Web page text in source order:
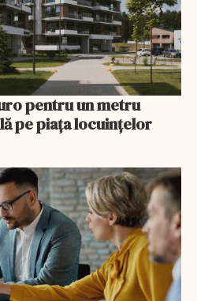
pentru un metru
pe piața locuințelor